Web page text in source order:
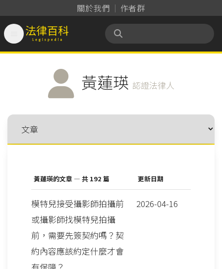
關於我們 作者群
法律百科 Legispedia
黃蓮瑛 認證法律人
黃蓮瑛的文章 — 共 192 篇 更新日期
模特兒接受攝影師拍攝前
或攝影師找模特兒拍攝
前，需要先簽契約嗎？契
約內容應該約定什麼才會
2026-04-16